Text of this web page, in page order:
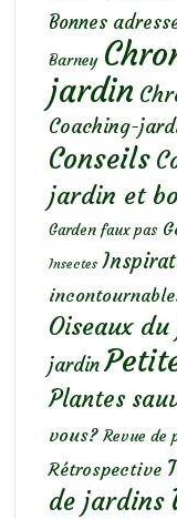
Bonnes
Barney
jardin
Coaching-
Conseils
jardin et
Garden faux pas
Insectes
Oiseaux
jardin
Plantes
vous? Revue de
Rétrospective
de jardins